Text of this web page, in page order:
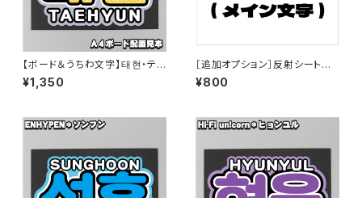
【ボード＆うちわ文字】태현・テヒ
ョン② 即納 【TOMORROW X
TOGETHER】
¥1,350
［追加オプション］反射シートに
変更【プリントうちわ文字】
¥800